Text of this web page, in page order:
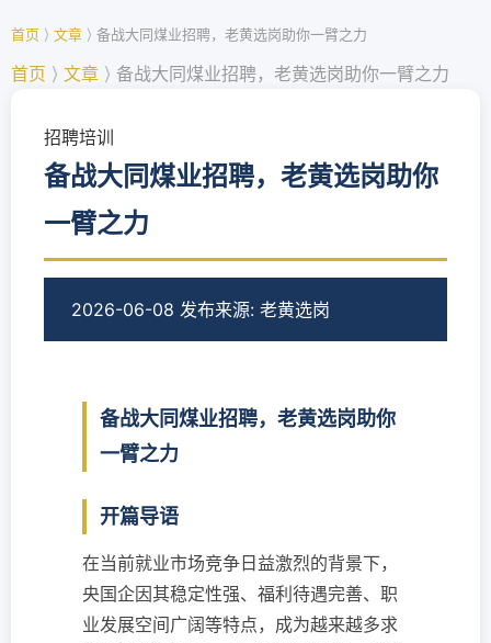
首页 ⟩ 文章 ⟩ 备战大同煤业招聘，老黄选岗助你一臂之力
首页 ⟩ 文章 ⟩ 备战大同煤业招聘，老黄选岗助你一臂之力
招聘培训
备战大同煤业招聘，老黄选岗助你
一臂之力
2026-06-08 发布来源: 老黄选岗
备战大同煤业招聘，老黄选岗助你
一臂之力
开篇导语
在当前就业市场竞争日益激烈的背景下，
央国企因其稳定性强、福利待遇完善、职
业发展空间广阔等特点，成为越来越多求